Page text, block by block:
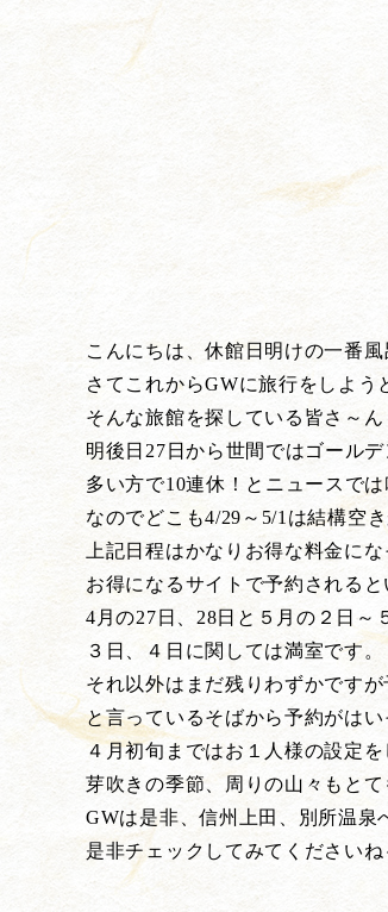
こんにちは、休館日明けの一番
さてこれからGWに旅行をしよう
そんな旅館を探している皆さ～
明後日27日から世間ではゴールデ
多い方で10連休！とニュースで
なのでどこも4/29～5/1は結構空
上記日程はかなりお得な料金に
お得になるサイトで予約されると
4月の27日、28日と５月の２日～
３日、４日に関しては満室です。
それ以外はまだ残りわずかですが
と言っているそばから予約がは
４月初旬まではお１人様の設定
芽吹きの季節、周りの山々もとて
GWは是非、信州上田、別所温泉
是非チェックしてみてくださいね